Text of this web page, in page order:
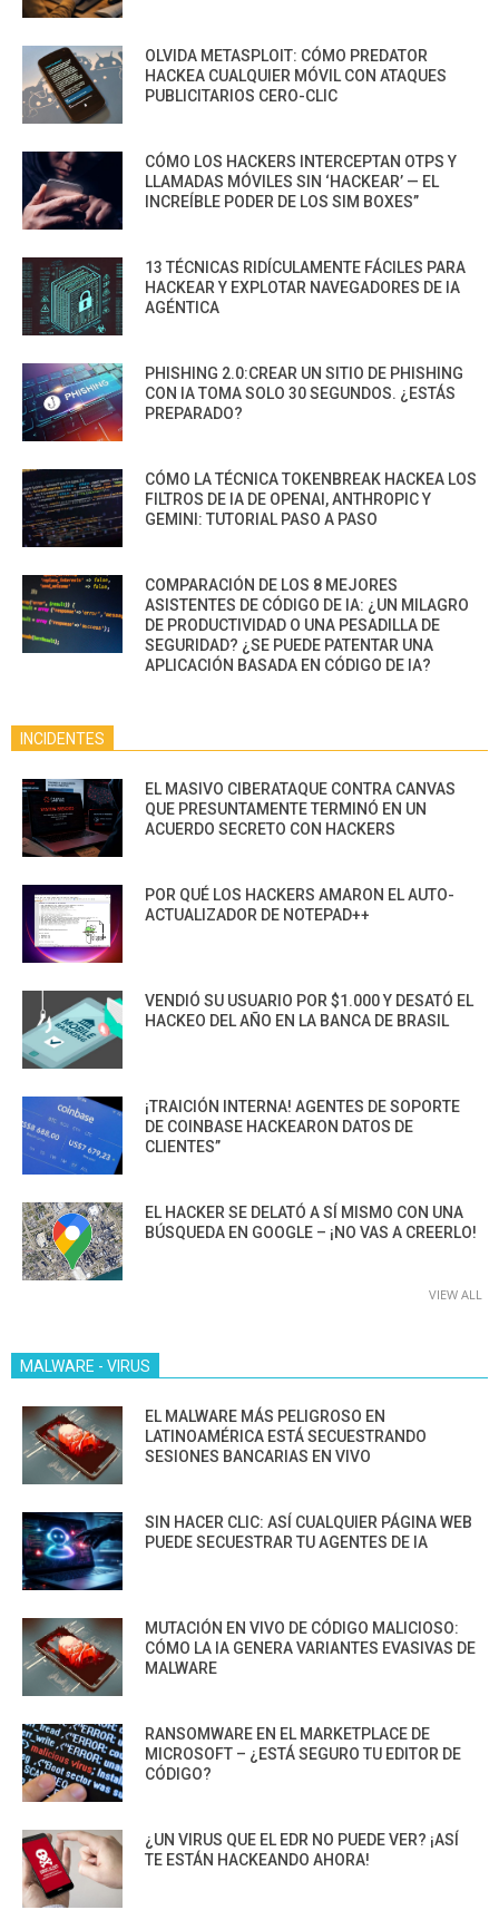
OLVIDA METASPLOIT: CÓMO PREDATOR
HACKEA CUALQUIER MÓVIL CON ATAQUES
PUBLICITARIOS CERO-CLIC
CÓMO LOS HACKERS INTERCEPTAN OTPS Y
LLAMADAS MÓVILES SIN ‘HACKEAR’ — EL
INCREÍBLE PODER DE LOS SIM BOXES”
13 TÉCNICAS RIDÍCULAMENTE FÁCILES PARA
HACKEAR Y EXPLOTAR NAVEGADORES DE IA
AGÉNTICA
PHISHING 2.0:CREAR UN SITIO DE PHISHING
CON IA TOMA SOLO 30 SEGUNDOS. ¿ESTÁS
PREPARADO?
CÓMO LA TÉCNICA TOKENBREAK HACKEA LOS
FILTROS DE IA DE OPENAI, ANTHROPIC Y
GEMINI: TUTORIAL PASO A PASO
COMPARACIÓN DE LOS 8 MEJORES
ASISTENTES DE CÓDIGO DE IA: ¿UN MILAGRO
DE PRODUCTIVIDAD O UNA PESADILLA DE
SEGURIDAD? ¿SE PUEDE PATENTAR UNA
APLICACIÓN BASADA EN CÓDIGO DE IA?
INCIDENTES
EL MASIVO CIBERATAQUE CONTRA CANVAS
QUE PRESUNTAMENTE TERMINÓ EN UN
ACUERDO SECRETO CON HACKERS
POR QUÉ LOS HACKERS AMARON EL AUTO-
ACTUALIZADOR DE NOTEPAD++
VENDIÓ SU USUARIO POR $1.000 Y DESATÓ EL
HACKEO DEL AÑO EN LA BANCA DE BRASIL
¡TRAICIÓN INTERNA! AGENTES DE SOPORTE
DE COINBASE HACKEARON DATOS DE
CLIENTES”
EL HACKER SE DELATÓ A SÍ MISMO CON UNA
BÚSQUEDA EN GOOGLE – ¡NO VAS A CREERLO!
VIEW ALL
MALWARE - VIRUS
EL MALWARE MÁS PELIGROSO EN
LATINOAMÉRICA ESTÁ SECUESTRANDO
SESIONES BANCARIAS EN VIVO
SIN HACER CLIC: ASÍ CUALQUIER PÁGINA WEB
PUEDE SECUESTRAR TU AGENTES DE IA
MUTACIÓN EN VIVO DE CÓDIGO MALICIOSO:
CÓMO LA IA GENERA VARIANTES EVASIVAS DE
MALWARE
RANSOMWARE EN EL MARKETPLACE DE
MICROSOFT – ¿ESTÁ SEGURO TU EDITOR DE
CÓDIGO?
¿UN VIRUS QUE EL EDR NO PUEDE VER? ¡ASÍ
TE ESTÁN HACKEANDO AHORA!